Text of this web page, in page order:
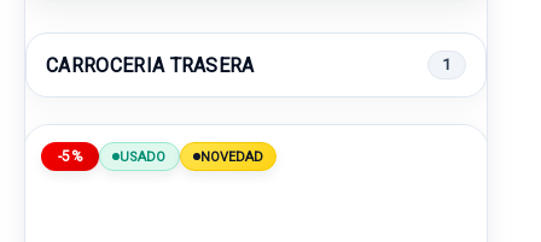
CARROCERIA TRASERA 1
-5% USADO NOVEDAD